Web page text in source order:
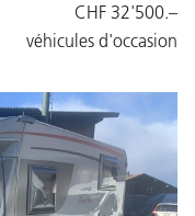
CHF 32'500.–
véhicules d'occasion